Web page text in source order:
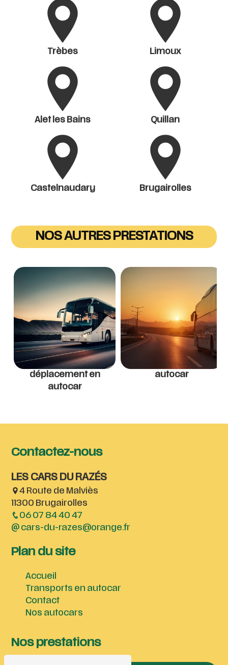
Trèbes Limoux
Alet les Bains Quillan
Castelnaudary Brugairolles
NOS AUTRES PRESTATIONS
déplacement en
autocar
autocar
Contactez-nous
LES CARS DU RAZÉS
4 Route de Malviès
11300 Brugairolles
06 07 84 40 47
cars-du-razes@orange.fr
Plan du site
Accueil
Transports en autocar
Contact
Nos autocars
Nos prestations